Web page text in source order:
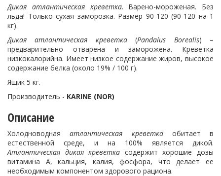
Дикая атлантическая креветка. Варено-мороженая. Без
льда! Только сухая заморозка. Размер 90-120 (90-120 на 1
кг).
Дикаяатлантическая креветка(Pandalus Borealis) –
предварительно отварена и заморожена. Креветка
низкокалорийна. Имеет низкое содержание жиров, высокое
содержание белка (около 19% / 100 г).
Ящик 5 кг.
Производитель - KARINE (NOR)
Описание
Холодноводнаяатлантическая креветкаобитает в
естественной среде, и на 100% является дикой.
Атлантическая дикая креветка содержит хорошие дозы
витамина А, кальция, калия, фосфора, что делает ее
необходимым компонентом здорового рациона.